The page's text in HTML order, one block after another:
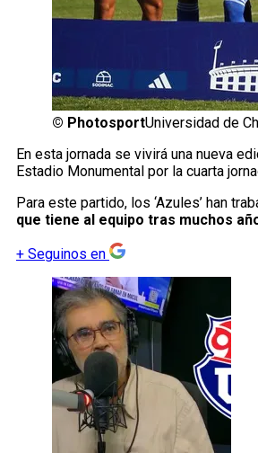
© PhotosportUniversidad de
En esta jornada se vivirá una nueva
Estadio Monumental por la cuarta
Para este partido, los ‘Azules’ han
que tiene al equipo tras muchos
+ Seguinos en